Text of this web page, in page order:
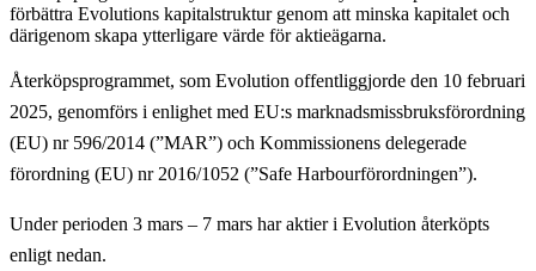
förbättra Evolutions kapitalstruktur genom att minska kapitalet och
därigenom skapa ytterligare värde för aktieägarna.
Återköpsprogrammet, som Evolution offentliggjorde den 10 februari
2025, genomförs i enlighet med EU:s marknadsmissbruksförordning
(EU) nr 596/2014 (”MAR”) och Kommissionens delegerade
förordning (EU) nr 2016/1052 (”Safe Harbourförordningen”).
Under perioden 3 mars – 7 mars har aktier i Evolution återköpts
enligt nedan.